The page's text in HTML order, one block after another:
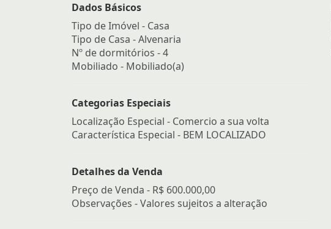
Dados Básicos
Tipo de Imóvel - Casa
Tipo de Casa - Alvenaria
Nº de dormitórios - 4
Mobiliado - Mobiliado(a)
Categorias Especiais
Localização Especial - Comercio a sua volta
Característica Especial - BEM LOCALIZADO
Detalhes da Venda
Preço de Venda - R$ 600.000,00
Observações - Valores sujeitos a alteração